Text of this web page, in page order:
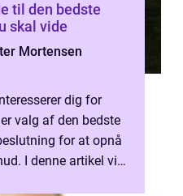
til den bedste
du skal vide
Mortensen
dig for
valg af den bedste
for at opnå
I denne artikel vil